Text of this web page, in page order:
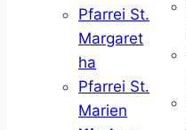
Pfarrei St.
Margaret
ha
Pfarrei St.
Marien